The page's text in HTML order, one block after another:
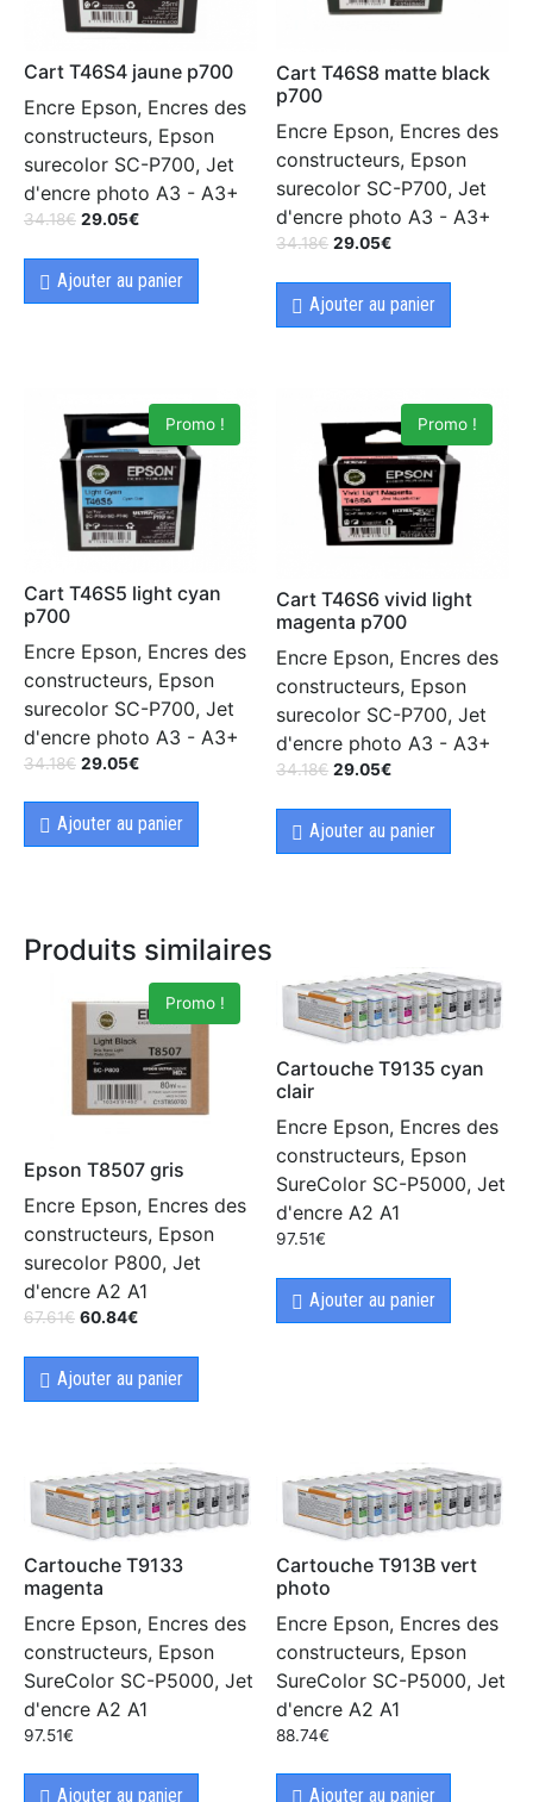
Cart T46S4 jaune p700
Encre Epson, Encres des
constructeurs, Epson
surecolor SC-P700, Jet
d'encre photo A3 - A3+
34.18€ 29.05€
Ajouter au panier
Cart T46S8 matte black
p700
Encre Epson, Encres des
constructeurs, Epson
surecolor SC-P700, Jet
d'encre photo A3 - A3+
34.18€ 29.05€
Ajouter au panier
Promo !
Cart T46S5 light cyan
p700
Encre Epson, Encres des
constructeurs, Epson
surecolor SC-P700, Jet
d'encre photo A3 - A3+
34.18€ 29.05€
Ajouter au panier
Promo !
Cart T46S6 vivid light
magenta p700
Encre Epson, Encres des
constructeurs, Epson
surecolor SC-P700, Jet
d'encre photo A3 - A3+
34.18€ 29.05€
Ajouter au panier
Produits similaires
Promo !
Epson T8507 gris
Encre Epson, Encres des
constructeurs, Epson
surecolor P800, Jet
d'encre A2 A1
67.61€ 60.84€
Ajouter au panier
Cartouche T9135 cyan
clair
Encre Epson, Encres des
constructeurs, Epson
SureColor SC-P5000, Jet
d'encre A2 A1
97.51€
Ajouter au panier
Cartouche T9133
magenta
Encre Epson, Encres des
constructeurs, Epson
SureColor SC-P5000, Jet
d'encre A2 A1
97.51€
Ajouter au panier
Cartouche T913B vert
photo
Encre Epson, Encres des
constructeurs, Epson
SureColor SC-P5000, Jet
d'encre A2 A1
88.74€
Ajouter au panier